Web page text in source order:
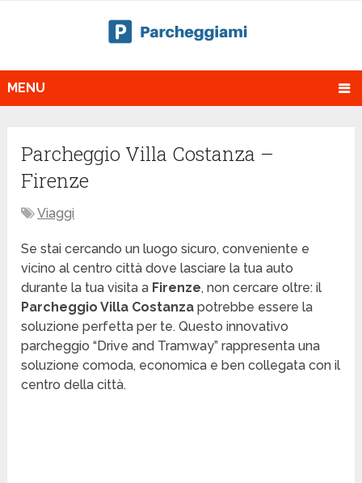
MENU
Parcheggio Villa Costanza –
Firenze
Viaggi
Se stai cercando un luogo sicuro, conveniente e
vicino al centro città dove lasciare la tua auto
durante la tua visita a Firenze, non cercare oltre: il
Parcheggio Villa Costanza potrebbe essere la
soluzione perfetta per te. Questo innovativo
parcheggio “Drive and Tramway” rappresenta una
soluzione comoda, economica e ben collegata con il
centro della città.